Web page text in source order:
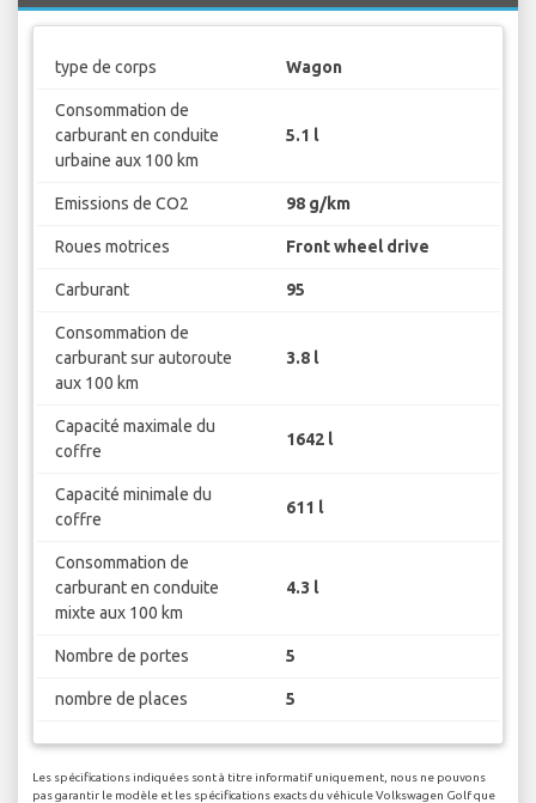
type de corps Wagon
Consommation de
carburant en conduite
urbaine aux 100 km
5.1 l
Emissions de CO2 98 g/km
Roues motrices Front wheel drive
Carburant 95
Consommation de
carburant sur autoroute
aux 100 km
3.8 l
Capacité maximale du
coffre
1642 l
Capacité minimale du
coffre
611 l
Consommation de
carburant en conduite
mixte aux 100 km
4.3 l
Nombre de portes 5
nombre de places 5
Les spécifications indiquées sont à titre informatif uniquement, nous ne pouvons
pas garantir le modèle et les spécifications exacts du véhicule Volkswagen Golf que